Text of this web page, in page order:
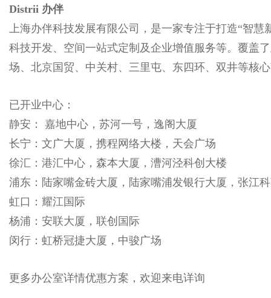
Distrii 办伴
上海办伴科技发展有限公司，是一家专注于打造“智慧
科技开发、空间一站式定制及企业增值服务等。覆盖了主要
场、北京国贸、中关村、三里屯、东四环、双井等核
已开业中心：
静安： 嘉地中心，苏河一号，逸阁大厦
长宁：文广大厦，携程网络大楼，天会广场
徐汇：港汇中心，森本大厦，漕河泾科创大楼
浦东：陆家嘴金砖大厦，陆家嘴浦发银行大厦，张江
虹口：耀江国际
杨浦：安联大厦，联创国际
闵行：虹桥冠捷大厦，中骏广场
更多办公室详情优惠方案，欢迎来电详询